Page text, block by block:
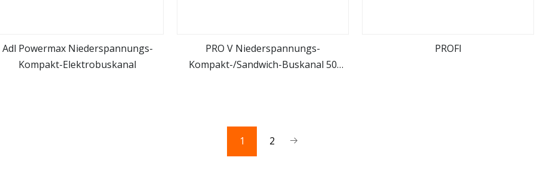
mehr sehen
Adl Powermax Niederspannungs-
Kompakt-Elektrobuskanal
mehr sehen
PRO V Niederspannungs-
Kompakt-/Sandwich-Buskanal 50
PROFI
1 2